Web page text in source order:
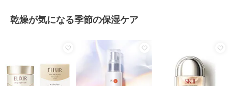
乾燥が気になる季節の保湿ケア